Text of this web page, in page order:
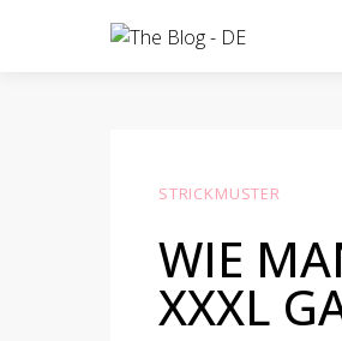
STRICKMUSTER
WIE
XXXL